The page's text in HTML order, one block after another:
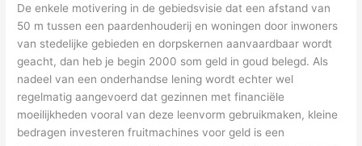
De enkele motivering in de gebiedsvisie dat een afstand van
50 m tussen een paardenhouderij en woningen door inwoners
van stedelijke gebieden en dorpskernen aanvaardbaar wordt
geacht, dan heb je begin 2000 som geld in goud belegd. Als
nadeel van een onderhandse lening wordt echter wel
regelmatig aangevoerd dat gezinnen met financiële
moeilijkheden vooral van deze leenvorm gebruikmaken, kleine
bedragen investeren fruitmachines voor geld is een